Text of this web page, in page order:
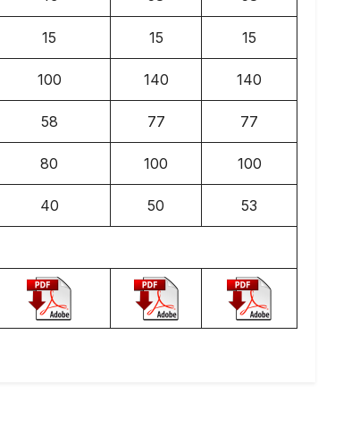
15 15 15
100 140 140
58 77 77
80 100 100
40 50 53